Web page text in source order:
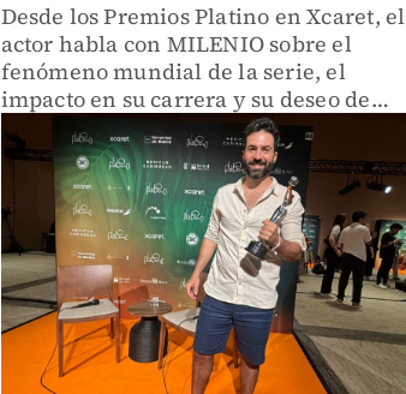
Desde los Premios Platino en Xcaret, el
actor habla con MILENIO sobre el
fenómeno mundial de la serie, el
impacto en su carrera y su deseo de
llevar al Chapulín Colorado al cine.